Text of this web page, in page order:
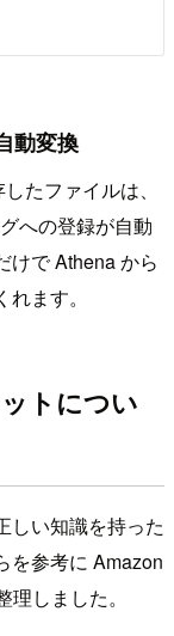
動変換
たファイルは、
への登録が自動
けで Athena から
ます。
トについ
しい知識を持った
を参考に Amazon
しました。